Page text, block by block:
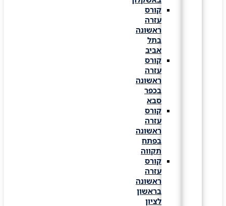
קורס
עזרה
ראשונה
קורס
עזרה
ראשונה
בכפר
קורס
עזרה
ראשונה
בפתח
תקווה
קורס
עזרה
ראשונה
בראשון